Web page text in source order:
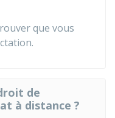
que vous
de
à distance ?